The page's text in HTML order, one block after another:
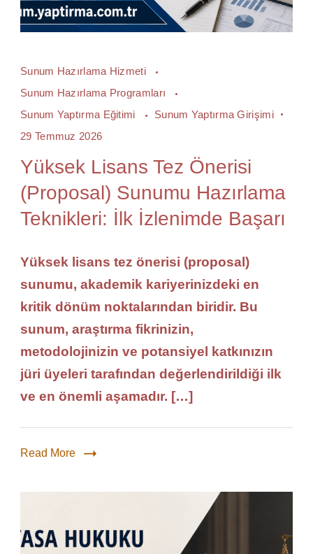
Sunum Hazırlama Hizmeti
Sunum Hazırlama Programları
Sunum Yaptırma Eğitimi
Sunum Yaptırma Girişimi
29 Temmuz 2026
Yüksek Lisans Tez Önerisi
(Proposal) Sunumu Hazırlama
Teknikleri: İlk İzlenimde Başarı
Yüksek lisans tez önerisi (proposal)
sunumu, akademik kariyerinizdeki en
kritik dönüm noktalarından biridir. Bu
sunum, araştırma fikrinizin,
metodolojinizin ve potansiyel katkınızın
jüri üyeleri tarafından değerlendirildiği ilk
ve en önemli aşamadır. […]
Read More